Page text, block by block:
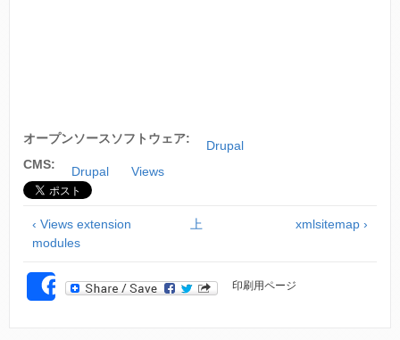
オープンソースソフトウェア:
Drupal
CMS:
Drupal Views
‹ Views extension
modules
上 xmlsitemap ›
SHARE 印刷用ページ